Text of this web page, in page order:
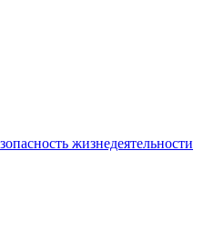
жизнедеятельности